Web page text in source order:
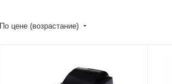
По цене (возрастание)